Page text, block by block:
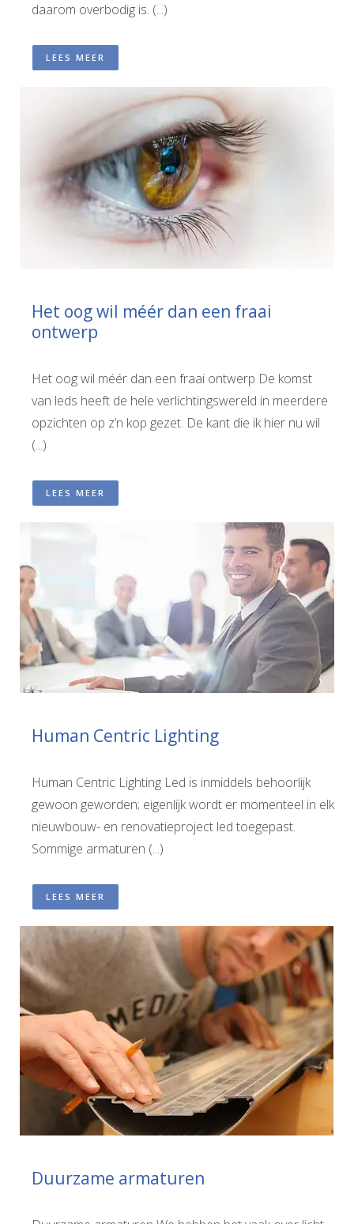
daarom overbodig is. (...)
LEES MEER
Het oog wil méér dan een fraai
ontwerp
Het oog wil méér dan een fraai ontwerp De komst
van leds heeft de hele verlichtingswereld in meerdere
opzichten op z’n kop gezet. De kant die ik hier nu wil
(...)
LEES MEER
Human Centric Lighting
Human Centric Lighting Led is inmiddels behoorlijk
gewoon geworden; eigenlijk wordt er momenteel in elk
nieuwbouw- en renovatieproject led toegepast.
Sommige armaturen (...)
LEES MEER
Duurzame armaturen